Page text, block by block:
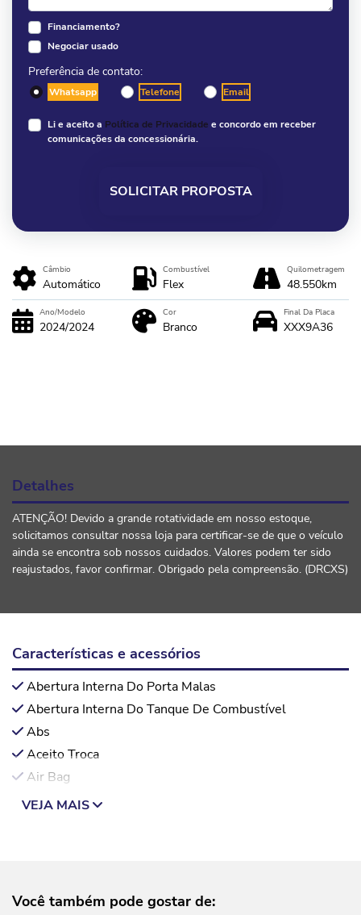
Financiamento?
Negociar usado
Preferência de contato:
Whatsapp Telefone Email
Li e aceito a Política de Privacidade e concordo em receber
comunicações da concessionária.
SOLICITAR PROPOSTA
Câmbio
Automático
Combustível
Flex
Quilometragem
48.550km
Ano/Modelo
2024/2024
Cor
Branco
Final Da Placa
XXX9A36
Detalhes
ATENÇÃO! Devido a grande rotatividade em nosso estoque,
solicitamos consultar nossa loja para certificar-se de que o veículo
ainda se encontra sob nossos cuidados. Valores podem ter sido
reajustados, favor confirmar. Obrigado pela compreensão. (DRCXS)
Características e acessórios
Abertura Interna Do Porta Malas
Abertura Interna Do Tanque De Combustível
Abs
Aceito Troca
Air Bag
VEJA MAIS
Você também pode gostar de: